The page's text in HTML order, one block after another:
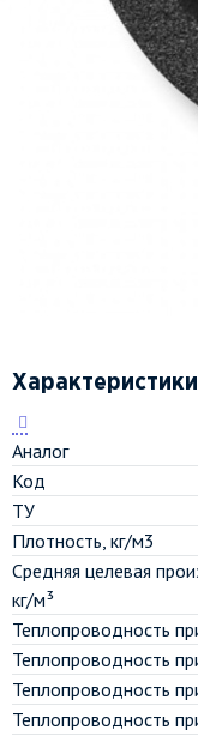
Характеристики
Аналог
Код
ТУ
Плотность, кг/м3
Средняя целевая
кг/м³
Теплопроводность
Теплопроводность
Теплопроводность
Теплопроводность